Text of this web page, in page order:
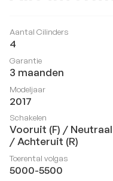
Aantal Cilinders
4
Garantie
3 maanden
Modeljaar
2017
Schakelen
Vooruit (F) / Neutraal
/ Achteruit (R)
Toerental volgas
5000-5500